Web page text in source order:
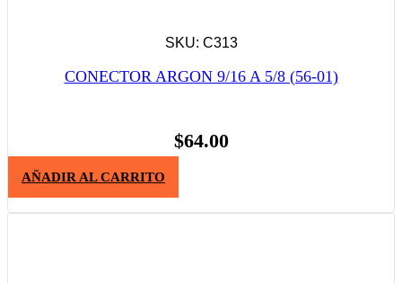
SKU: C313
CONECTOR ARGON 9/16 A 5/8 (56-01)
$64.00
AÑADIR AL CARRITO